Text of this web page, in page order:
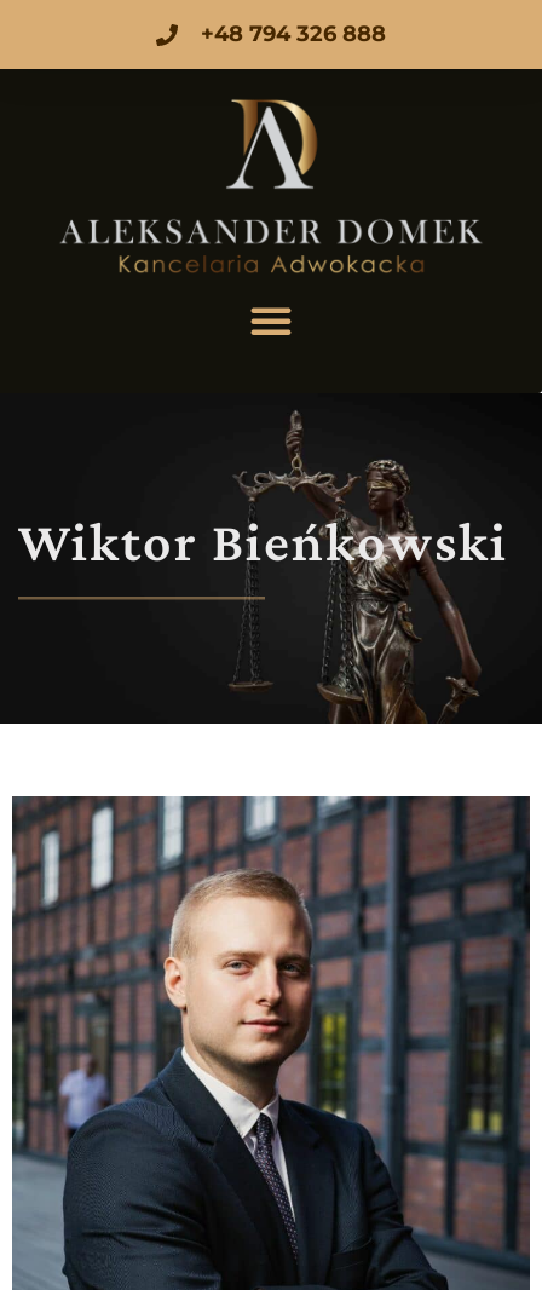
+48 794 326 888
Wiktor Bieńkowski